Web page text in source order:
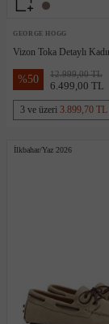
GEORGE HOGG
Vizon Toka Detaylı
Loafer
%50 12.999,00 TL
6.499,00 TL
3 ve üzeri 3.899,70 TL
İlkbahar/Yaz 2026